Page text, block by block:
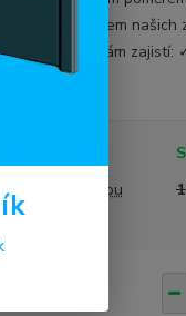
produktem
okna vám zajistí:
Cena před slevou
bez DPH